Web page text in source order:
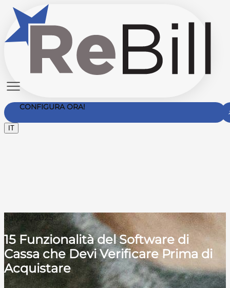
CONFIGURA ORA!
IT
July 31, 2025
15 Funzionalità del Software di
Cassa che Devi Verificare Prima di
Acquistare